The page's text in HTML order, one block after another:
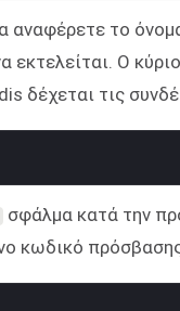
αναφέρετε το
Ο
δέχεται τις
σφάλμα κατά την
κωδικό